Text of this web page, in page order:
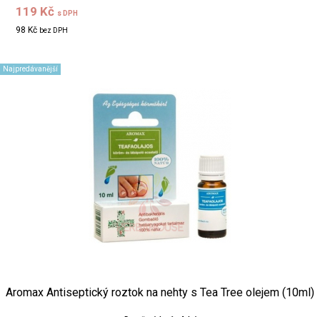
119 Kč s DPH
98 Kč bez DPH
Najpredávanější
Aromax Antiseptický roztok na nehty s Tea Tree olejem (10ml)